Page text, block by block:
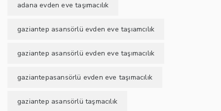
adana evden eve taşımacılık
gaziantep asansörlü evden eve taşıamcılık
gaziantep asansörlü evden eve taşımacılık
gaziantepasansörlü evden eve taşımacılık
gaziantep asansörlü taşmacılık